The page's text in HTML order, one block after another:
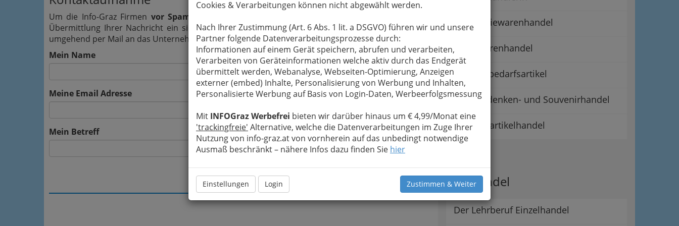
Cookies & Verarbeitungen können nicht abgewählt werden.
Nach Ihrer Zustimmung (Art. 6 Abs. 1 lit. a DSGVO) führen wir und unsere
Partner folgende Datenverarbeitungsprozesse durch:
Informationen auf einem Gerät speichern, abrufen und verarbeiten,
Verarbeiten von Geräteinformationen welche aktiv durch das Endgerät
übermittelt werden, Webanalyse, Webseiten-Optimierung, Anzeigen
externer (embed) Inhalte, Personalisierung von Werbung und Inhalten,
Personalisierte Werbung auf Basis von Login-Daten, Werbeerfolgsmessung
Mit INFOGraz Werbefrei bieten wir darüber hinaus um € 4,99/Monat eine
'trackingfreie' Alternative, welche die Datenverarbeitungen im Zuge Ihrer
Nutzung von info-graz.at von vornherein auf das unbedingt notwendige
Ausmaß beschränkt – nähere Infos dazu finden Sie hier
Einstellungen Login Zustimmen & Weiter
Um die Info-Graz Firmen vor Spam-Mails zu bewahren
Übermittlung Ihrer Nachricht ein sicheres Formular. Ihre Nachricht wird nach dem Absenden
umgehend per Mail an das Unternehmen Hervis Murpark weitergeleitet.
Mein Name
Meine Email Adresse
Mein Betreff
Meine Nachricht
Meine Nachricht senden
Galanteriewarenhandel
Lederwarenhandel
Raucherbedarfsartikel
Reiseandenken- und Souvenirhandel
Silvesterartikelhandel
Der Handel
Der Lehrberuf Einzelhandel